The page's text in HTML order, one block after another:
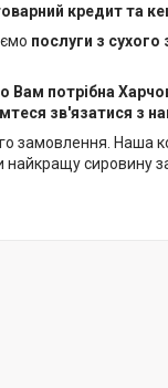
кредит та
послуги з сухого
потрібна
зв'язатися з
замовлення. Наша
сировину